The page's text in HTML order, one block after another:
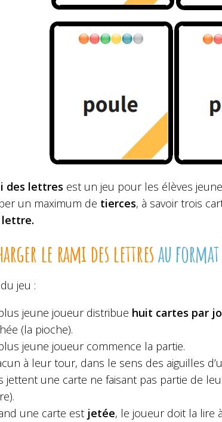
des lettres est un jeu pour les élèves
un maximum de tierces, à savoir trois
le rami des lettresau format
jeu :
jeune joueur distribue huit cartes par
(la pioche).
jeune joueur commence la partie.
à leur tour, dans le sens des aiguilles
jettent une carte ne faisant pas partie de
une carte est jetée, le joueur doit la lire